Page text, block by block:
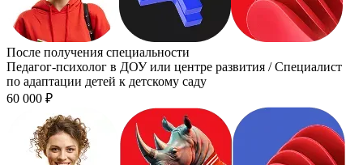
После получения специальности
Педагог-психолог в ДОУ или центре развития / Специалист
по адаптации детей к детскому саду
60 000 ₽